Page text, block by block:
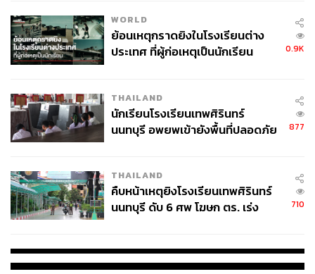
WORLD
ย้อนเหตุกราดยิงในโรงเรียนต่าง
ประเทศ ที่ผู้ก่อเหตุเป็นนักเรียน
0.9K
THAILAND
นักเรียนโรงเรียนเทพศิรินทร์
นนทบุรี อพยพเข้ายังพื้นที่ปลอดภัย
877
THAILAND
คืบหน้าเหตุยิงโรงเรียนเทพศิรินทร์
นนทบุรี ดับ 6 ศพ โฆษก ตร. เร่ง
710